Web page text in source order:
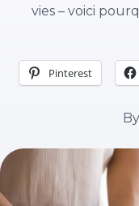
vies – voici
Pinterest